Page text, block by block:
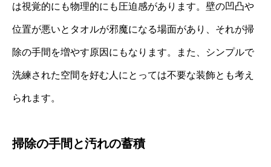
は視覚的にも物理的にも圧迫感があります。壁の凹凸や
位置が悪いとタオルが邪魔になる場面があり、それが掃
除の手間を増やす原因にもなります。また、シンプルで
洗練された空間を好む人にとっては不要な装飾とも考え
られます。
掃除の手間と汚れの蓄積